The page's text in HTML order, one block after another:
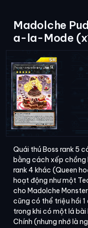
Madolche
a-la-Mode
Quái thú Boss rank 5
bằng cách xếp chồng
rank 4 khác (Queen
hoạt động như một
cho Madolche
cũng có thể triệu hồi
trong khi có một lá
Chính (nhưng nhớ là